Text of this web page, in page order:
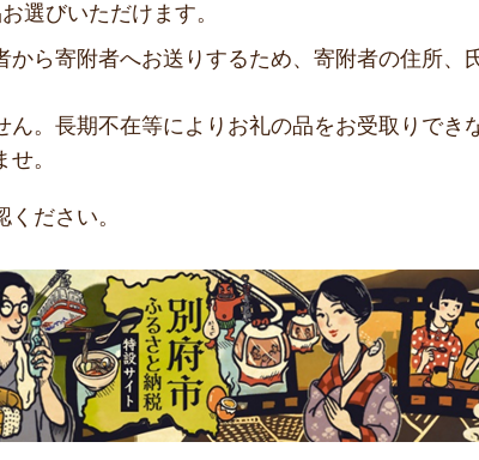
選びいただけます。
ら寄附者へお送りするため、寄附者の住所、
。長期不在等によりお礼の品をお受取りでき
。
ださい。